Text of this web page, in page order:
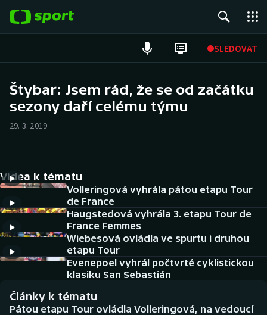
SLEDOVAT
Hokej
Cyklistika
DALŠÍ SPORTY
Americký fotbal
Baseball a softbal
Basketbal
NEPŘEHLÉDNĚTE
Historické návraty
Štybar: Jsem rád, že se od začátku
sezony daří celému týmu
29. 3. 2019
Videa k tématu
Volleringová vyhrála pátou etapu Tour
de France
Haugstedová vyhrála 3. etapu Tour de
France Femmes
Wiebesová ovládla ve spurtu i druhou
etapu Tour
Evenepoel vyhrál počtvrté cyklistickou
klasiku San Sebastián
Články k tématu
Pátou etapu Tour ovládla Volleringová, na vedoucí